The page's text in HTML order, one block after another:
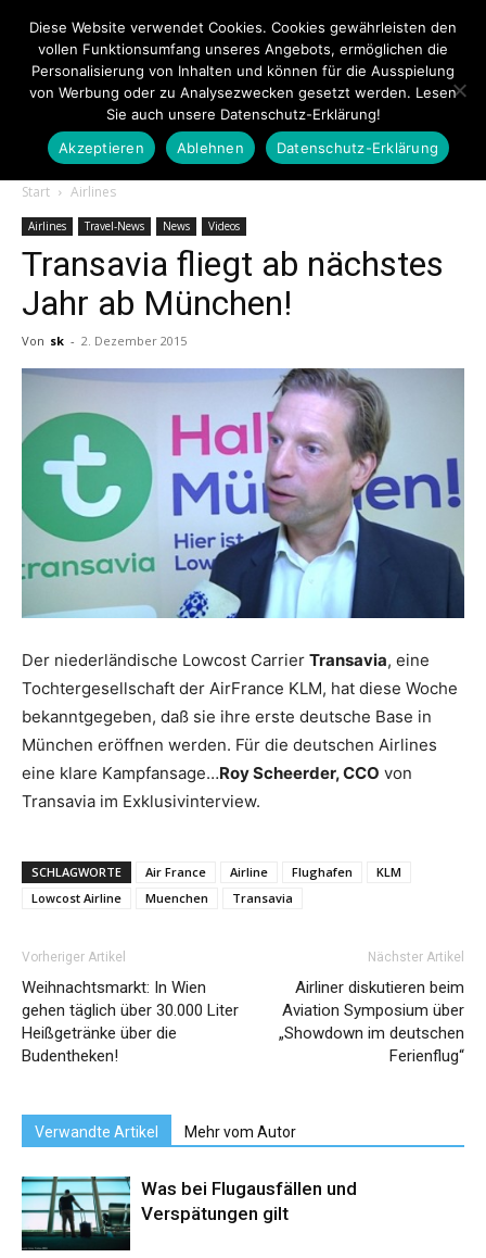
Touristiknews.de
|
und
Reiseempfehlungen.
Start Airlines
Airlines Travel-News News Videos
Transavia fliegt ab nächstes
Jahr ab München!
Von sk - 2. Dezember 2015
Der niederländische Lowcost Carrier Transavia, eine
Tochtergesellschaft der AirFrance KLM, hat diese Woche
bekanntgegeben, daß sie ihre erste deutsche Base in
München eröffnen werden. Für die deutschen Airlines
eine klare Kampfansage…Roy Scheerder, CCO von
Transavia im Exklusivinterview.
SCHLAGWORTE Air France Airline Flughafen
KLM
Lowcost Airline
Muenchen Transavia
Vorheriger Artikel
Weihnachtsmarkt: In Wien
gehen täglich über 30.000 Liter
Heißgetränke über die
Budentheken!
Nächster Artikel
Airliner diskutieren beim
Aviation Symposium über
„Showdown im deutschen
Ferienflug“
Verwandte Artikel Mehr vom Autor
Was bei Flugausfällen und
Verspätungen gilt
Diese Website verwendet Cookies. Cookies gewährleisten den
vollen Funktionsumfang unseres Angebots, ermöglichen die
Personalisierung von Inhalten und können für die Ausspielung
von Werbung oder zu Analysezwecken gesetzt werden. Lesen
Sie auch unsere Datenschutz-Erklärung!
Akzeptieren
Ablehnen Datenschutz-Erklärung